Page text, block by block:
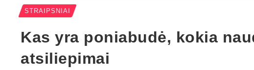
STRAIPSNIAI
Kas yra poniabudė, kokia
atsiliepimai